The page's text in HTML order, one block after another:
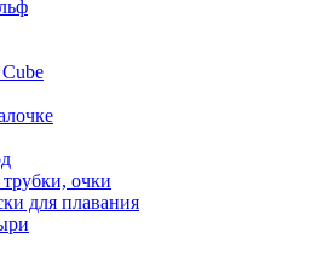
очки
для плавания